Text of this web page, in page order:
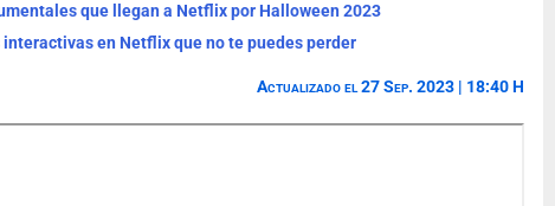
que llegan a Netflix por Halloween 2023
en Netflix que no te puedes perder
Actualizado el 27 Sep. 2023 | 18:40 H